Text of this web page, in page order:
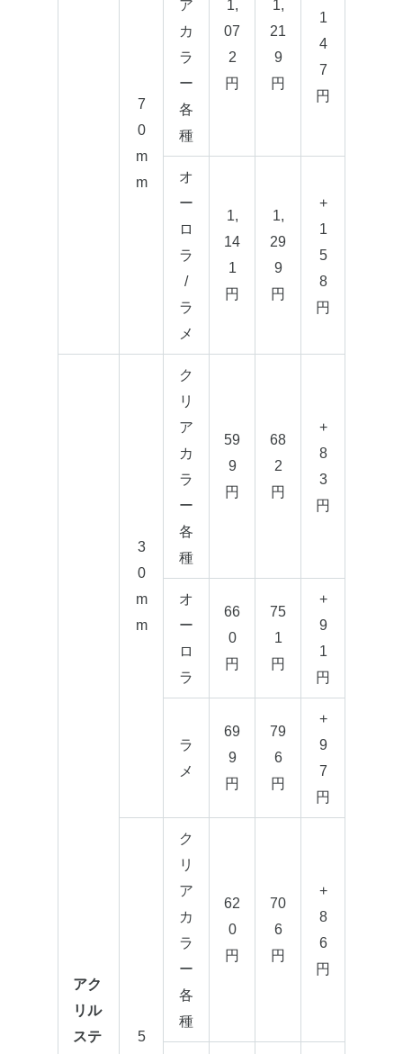
7
0
m
m
ア
カ
ラ
ー
各
種
1,
07
2
円
1,
21
9
円
1
4
7
円
オ
ー
ロ
ラ
/
ラ
メ
1,
14
1
円
1,
29
9
円
+
1
5
8
円
アク
リル
ステ
3
0
m
m
ク
リ
ア
カ
ラ
ー
各
種
59
9
円
68
2
円
+
8
3
円
オ
ー
ロ
ラ
66
0
円
75
1
円
+
9
1
円
ラ
メ
69
9
円
79
6
円
+
9
7
円
5
ク
リ
ア
カ
ラ
ー
各
種
62
0
円
70
6
円
+
8
6
円